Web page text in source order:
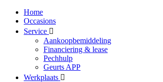
Home
Occasions
Service
Aankoopbemiddeling
Financiering & lease
Pechhulp
Geurts APP
Werkplaats